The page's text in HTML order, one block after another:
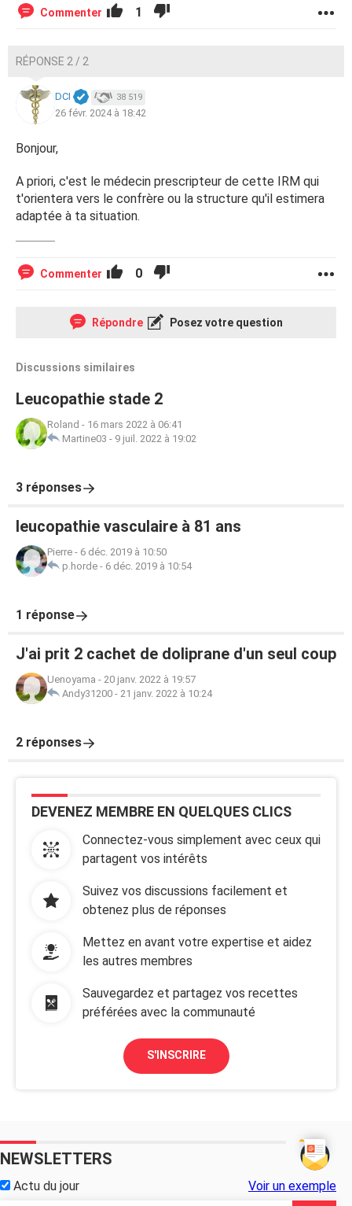
Commenter 1
RÉPONSE 2 / 2
DCI 38 519
26 févr. 2024 à 18:42
Bonjour,
A priori, c'est le médecin prescripteur de cette IRM qui
t'orientera vers le confrère ou la structure qu'il estimera
adaptée à ta situation.
Commenter 0
Répondre Posez votre question
Discussions similaires
Leucopathie stade 2
Roland - 16 mars 2022 à 06:41
Martine03 - 9 juil. 2022 à 19:02
3 réponses
leucopathie vasculaire à 81 ans
Pierre - 6 déc. 2019 à 10:50
p.horde - 6 déc. 2019 à 10:54
1 réponse
J'ai prit 2 cachet de doliprane d'un seul coup
Uenoyama - 20 janv. 2022 à 19:57
Andy31200 - 21 janv. 2022 à 10:24
2 réponses
DEVENEZ MEMBRE EN QUELQUES CLICS
Connectez-vous simplement avec ceux qui
partagent vos intérêts
Suivez vos discussions facilement et
obtenez plus de réponses
Mettez en avant votre expertise et aidez
les autres membres
Sauvegardez et partagez vos recettes
préférées avec la communauté
S'INSCRIRE
NEWSLETTERS
Actu du jour Voir un exemple